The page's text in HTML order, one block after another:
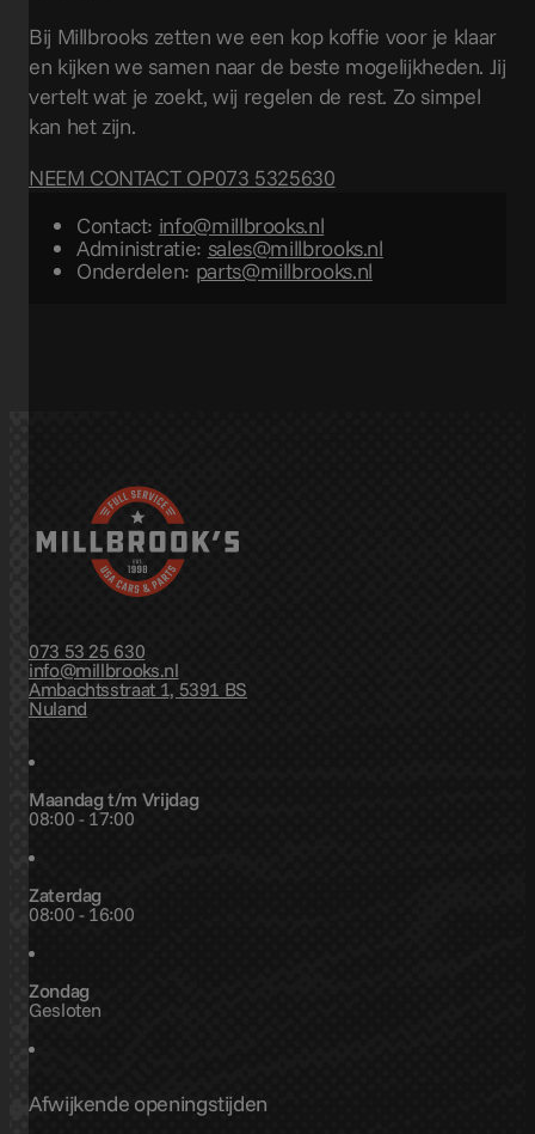
Bij Millbrooks zetten we een kop koffie voor je klaar
en kijken we samen naar de beste mogelijkheden. Jij
vertelt wat je zoekt, wij regelen de rest. Zo simpel
kan het zijn.
NEEM CONTACT OP073 5325630
Contact: info@millbrooks.nl
Administratie: sales@millbrooks.nl
Onderdelen: parts@millbrooks.nl
073 53 25 630
info@millbrooks.nl
Ambachtsstraat 1, 5391 BS
Nuland
Maandag t/m Vrijdag
08:00 - 17:00
Zaterdag
08:00 - 16:00
Zondag
Gesloten
Afwijkende openingstijden